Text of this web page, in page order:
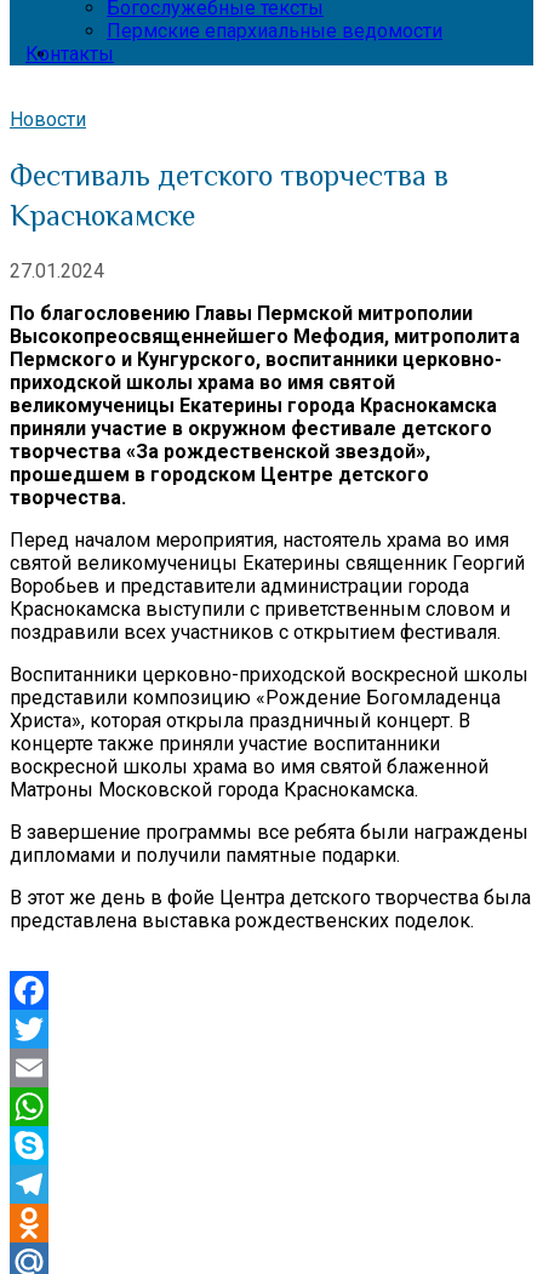
Богослужебные тексты
Пермские епархиальные ведомости
Контакты
Новости
Фестиваль детского творчества в
Краснокамске
27.01.2024
По благословению Главы Пермской митрополии
Высокопреосвященнейшего Мефодия, митрополита
Пермского и Кунгурского, воспитанники церковно-
приходской школы храма во имя святой
великомученицы Екатерины города Краснокамска
приняли участие в окружном фестивале детского
творчества «За рождественской звездой»,
прошедшем в городском Центре детского
творчества.
Перед началом мероприятия, настоятель храма во имя
святой великомученицы Екатерины священник Георгий
Воробьев и представители администрации города
Краснокамска выступили с приветственным словом и
поздравили всех участников с открытием фестиваля.
Воспитанники церковно-приходской воскресной школы
представили композицию «Рождение Богомладенца
Христа», которая открыла праздничный концерт. В
концерте также приняли участие воспитанники
воскресной школы храма во имя святой блаженной
Матроны Московской города Краснокамска.
В завершение программы все ребята были награждены
дипломами и получили памятные подарки.
В этот же день в фойе Центра детского творчества была
представлена выставка рождественских поделок.
Facebook
Twitter
Email
WhatsApp
Skype
Telegram
Odnoklassniki